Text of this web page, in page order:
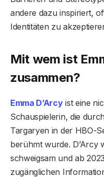
andere dazu inspiriert,
Identitäten zu
Mit wem ist
zusammen?
Emma D’Arcyist eine
Schauspielerin, die
Targaryen in der HBO-
berühmt wurde. D’Arcy
schweigsam und ab
zugänglichen